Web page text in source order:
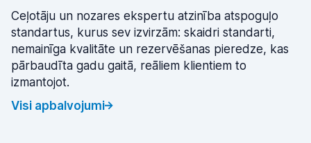
Ceļotāju un nozares ekspertu atzinība atspoguļo
standartus, kurus sev izvirzām: skaidri standarti,
nemainīga kvalitāte un rezervēšanas pieredze, kas
pārbaudīta gadu gaitā, reāliem klientiem to
izmantojot.
Visi apbalvojumi